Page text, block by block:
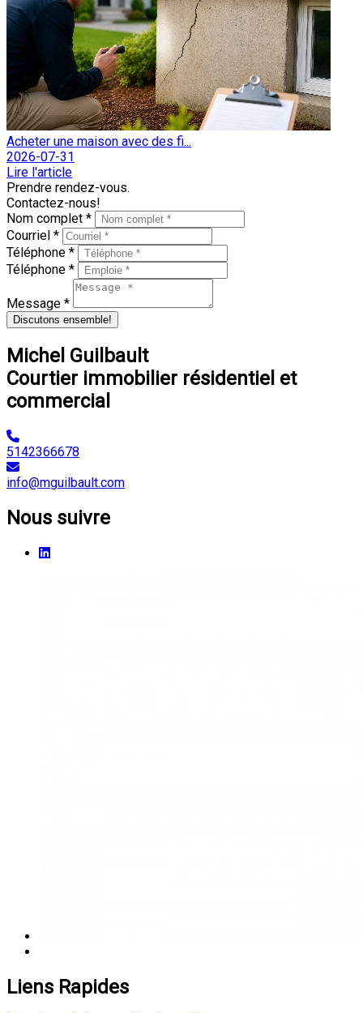
Acheter une maison avec des fi...
2026-07-31
Lire l'article
Prendre rendez-vous.
Contactez-nous!
Nom complet *
Courriel *
Téléphone *
Téléphone *
Message *
Discutons ensemble!
Michel Guilbault
Courtier immobilier résidentiel et
commercial
5142366678
info@mguilbault.com
Nous suivre
Liens Rapides